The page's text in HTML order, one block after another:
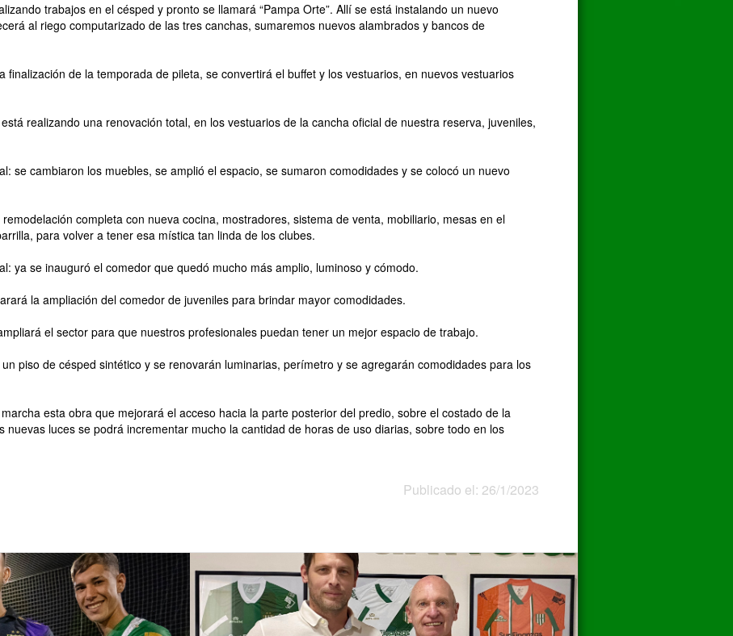
trabajos en el césped y pronto se llamará “Pampa Orte”. Allí se está instalando un nuevo
al riego computarizado de las tres canchas, sumaremos nuevos alambrados y bancos de
finalización de la temporada de pileta, se convertirá el buffet y los vestuarios, en nuevos vestuarios
realizando una renovación total, en los vestuarios de la cancha oficial de nuestra reserva, juveniles,
se cambiaron los muebles, se amplió el espacio, se sumaron comodidades y se colocó un nuevo
completa con nueva cocina, mostradores, sistema de venta, mobiliario, mesas en el
para volver a tener esa mística tan linda de los clubes.
ya se inauguró el comedor que quedó mucho más amplio, luminoso y cómodo.
la ampliación del comedor de juveniles para brindar mayor comodidades.
el sector para que nuestros profesionales puedan tener un mejor espacio de trabajo.
piso de césped sintético y se renovarán luminarias, perímetro y se agregarán comodidades para los
esta obra que mejorará el acceso hacia la parte posterior del predio, sobre el costado de la
nuevas luces se podrá incrementar mucho la cantidad de horas de uso diarias, sobre todo en los
Publicado el: 26/1/2023